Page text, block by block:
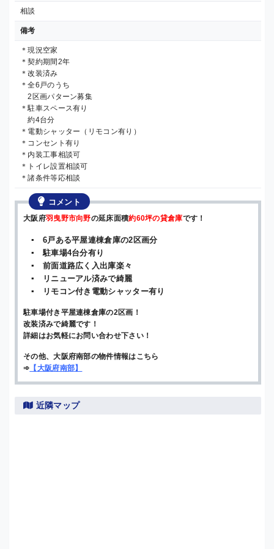
相談
備考
＊現況空家
＊契約期間2年
＊改装済み
＊全6戸のうち
2区画パターン募集
＊駐車スペース有り
約4台分
＊電動シャッター（リモコン有り）
＊コンセント有り
＊内装工事相談可
＊トイレ設置相談可
＊諸条件等応相談
コメント
大阪府羽曳野市向野の延床面積約60坪の貸倉庫です！
▪ 6戸ある平屋連棟倉庫の2区画分
▪ 駐車場4台分有り
▪ 前面道路広く入出庫楽々
▪ リニューアル済みで綺麗
▪ リモコン付き電動シャッター有り
駐車場付き平屋連棟倉庫の2区画！
改装済みで綺麗です！
詳細はお気軽にお問い合わせ下さい！
その他、大阪府南部の物件情報はこちら
➾ 【大阪府南部】
近隣マップ